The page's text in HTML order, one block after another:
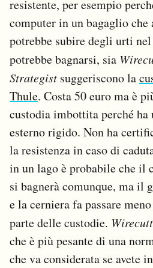
resistente, per esempio
computer in un bagaglio che
potrebbe subire degli urti
potrebbe bagnarsi, sia
Strategist suggeriscono la
Thule. Costa 50 euro ma è
custodia imbottita perché
esterno rigido. Non ha
la resistenza in caso di
in un lago è probabile che il
si bagnerà comunque, ma il
e la cerniera fa passare
parte delle custodie.
che è più pesante di una
che va considerata se avete